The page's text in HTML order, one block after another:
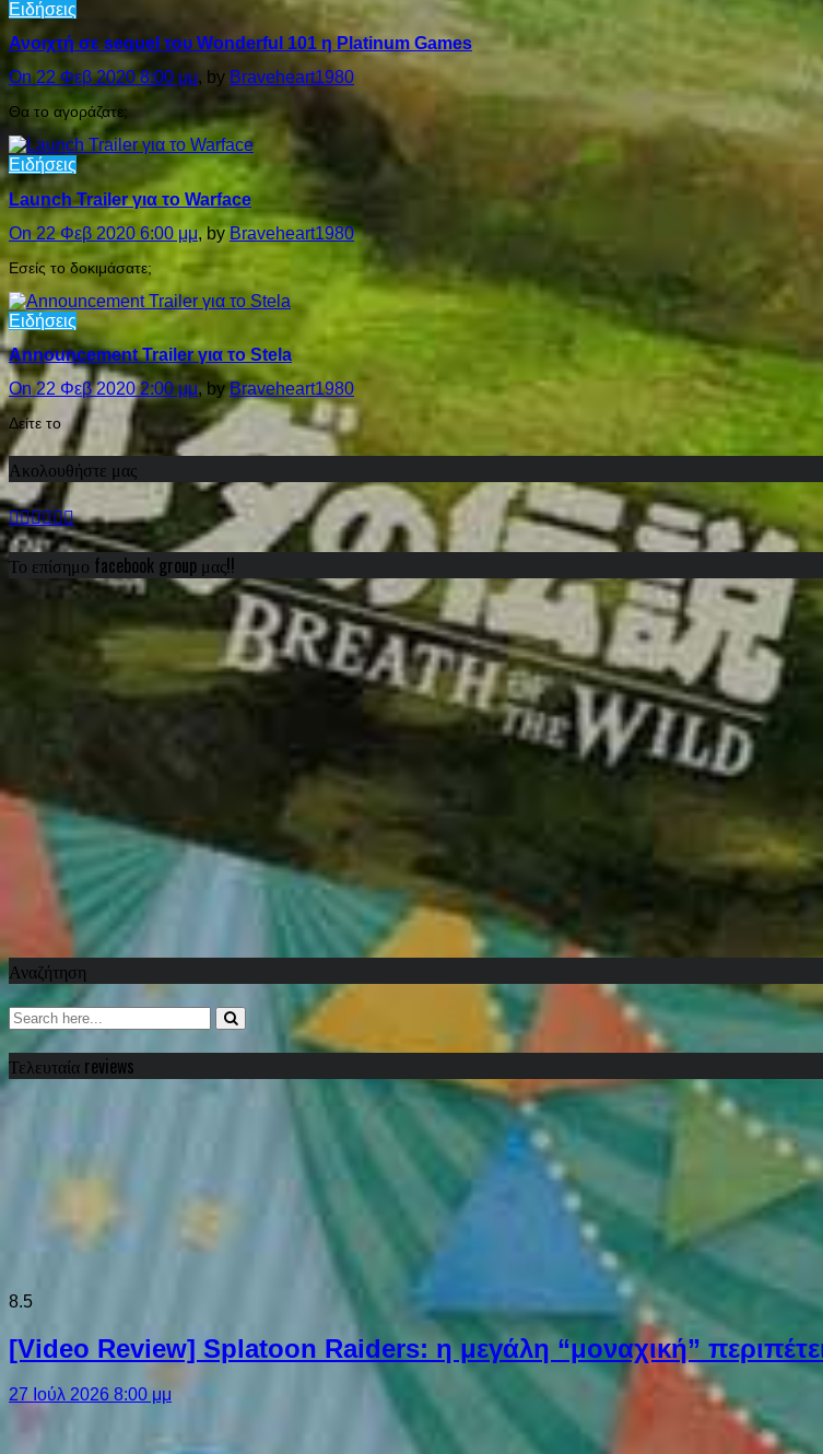
Ειδήσεις
Ανοιχτή σε sequel του Wonderful 101 η Platinum Games
On 22 Φεβ 2020 8:00 μμ, by Braveheart1980
Θα το αγοράζατε;
Ειδήσεις
Launch Trailer για το Warface
On 22 Φεβ 2020 6:00 μμ, by Braveheart1980
Εσείς το δοκιμάσατε;
Ειδήσεις
Announcement Trailer για το Stela
On 22 Φεβ 2020 2:00 μμ, byBraveheart1980
Δείτε το
Ακολουθήστε μας
Το επίσημο facebook group μας!!
Αναζήτηση
Τελευταία reviews
8.5
[Video Review] Splatoon Raiders: η μεγάλη “μοναχική”
27 Ιούλ 2026 8:00 μμ